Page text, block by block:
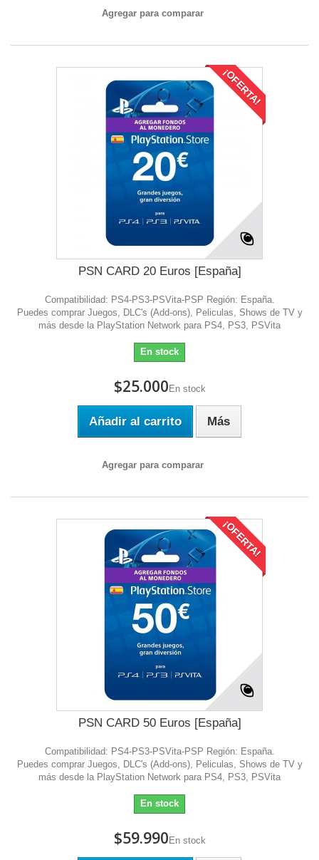
Agregar para comparar
¡OFERTA!
PSN CARD 20 Euros [España]
Compatibilidad: PS4-PS3-PSVita-PSP Región: España.
Puedes comprar Juegos, DLC's (Add-ons), Peliculas, Shows de TV y
más desde la PlayStation Network para PS4, PS3, PSVita
En stock
$25.000 En stock
Añadir al carrito Más
Agregar para comparar
¡OFERTA!
PSN CARD 50 Euros [España]
Compatibilidad: PS4-PS3-PSVita-PSP Región: España.
Puedes comprar Juegos, DLC's (Add-ons), Peliculas, Shows de TV y
más desde la PlayStation Network para PS4, PS3, PSVita
En stock
$59.990 En stock